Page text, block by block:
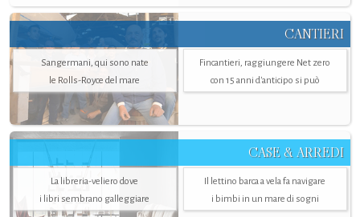
CANTIERI
Sangermani, qui sono nate
le Rolls-Royce del mare
Fincantieri, raggiungere Net zero
con 15 anni d'anticipo si può
CASE & ARREDI
La libreria-veliero dove
i libri sembrano galleggiare
Il lettino barca a vela fa navigare
i bimbi in un mare di sogni